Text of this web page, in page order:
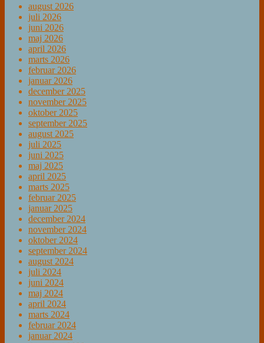
august 2026
juli 2026
juni 2026
maj 2026
april 2026
marts 2026
februar 2026
januar 2026
december 2025
november 2025
oktober 2025
september 2025
august 2025
juli 2025
juni 2025
maj 2025
april 2025
marts 2025
februar 2025
januar 2025
december 2024
november 2024
oktober 2024
september 2024
august 2024
juli 2024
juni 2024
maj 2024
april 2024
marts 2024
februar 2024
januar 2024